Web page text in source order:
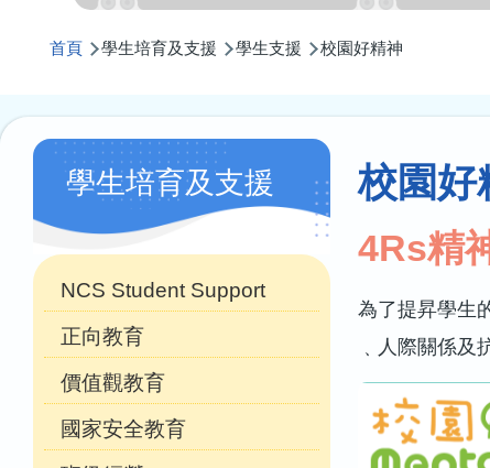
導
航
連
結
首頁 學生培育及支援 學生支援 校園好精神
校園好
4Rs精
為了提昇學生
﹑人際關係及
Main
navigation
(自
訂)
學生培育及支援
NCS Student Support
正向教育
價值觀教育
國家安全教育